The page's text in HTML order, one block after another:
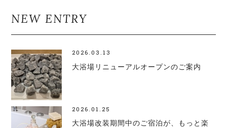
NEW ENTRY
2026.03.13
大浴場リニューアルオープンのご案内
2026.01.25
大浴場改装期間中のご宿泊が、もっと楽